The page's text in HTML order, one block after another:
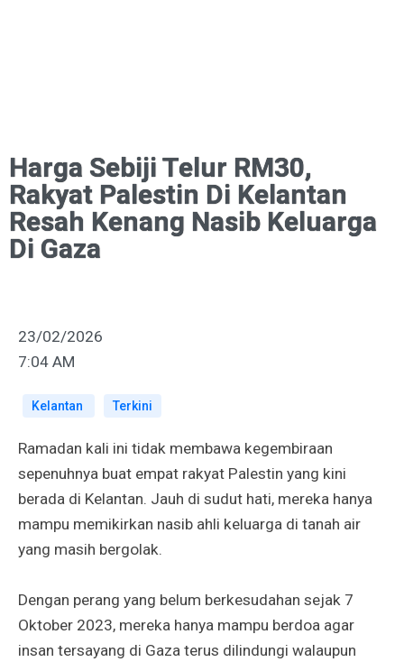
Harga Sebiji Telur RM30,
Rakyat Palestin Di Kelantan
Resah Kenang Nasib Keluarga
Di Gaza
23/02/2026
7:04 AM
Kelantan Terkini
Ramadan kali ini tidak membawa kegembiraan
sepenuhnya buat empat rakyat Palestin yang kini
berada di Kelantan. Jauh di sudut hati, mereka hanya
mampu memikirkan nasib ahli keluarga di tanah air
yang masih bergolak.
Dengan perang yang belum berkesudahan sejak 7
Oktober 2023, mereka hanya mampu berdoa agar
insan tersayang di Gaza terus dilindungi walaupun